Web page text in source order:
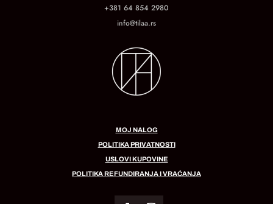
+381 64 854 2980
info@tilaa.rs
MOJ NALOG
POLITIKA PRIVATNOSTI
USLOVI KUPOVINE
POLITIKA REFUNDIRANJA I VRAĆANJA